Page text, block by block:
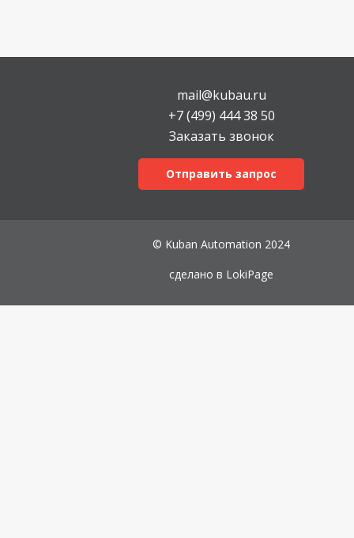
mail@kubau.ru
+7 (499) 444 38 50
Заказать звонок
Отправить запрос
© Kuban Automation 2024
сделано в LokiPage